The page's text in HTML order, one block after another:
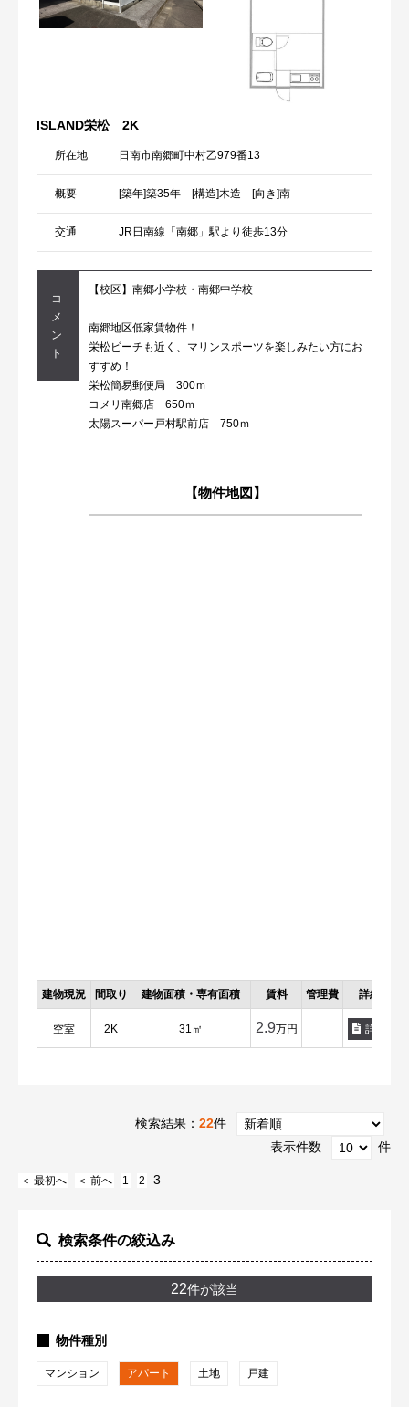
検索条件の絞込み
22件が該当
物件種別
マンション アパート 土地 戸建
ISLAND栄松 2K
所在地 日南市南郷町中村乙979番13
概要 [築年]築35年 [構造]木造 [向き]南
交通 JR日南線「南郷」駅より徒歩13分
コ
メ
ン
ト
【校区】南郷小学校・南郷中学校
南郷地区低家賃物件！
栄松ビーチも近く、マリンスポーツを楽しみたい方にお
すすめ！
栄松簡易郵便局 300ｍ
コメリ南郷店 650ｍ
太陽スーパー戸村駅前店 750ｍ
【物件地図】
建物現況 間取り 建物面積・専有面積 賃料 管理費 詳細
空室 2K 31㎡ 2.9万円 詳細
検索結果： 22件
表示件数
件
＜ 最初へ ＜ 前へ 1 2 3